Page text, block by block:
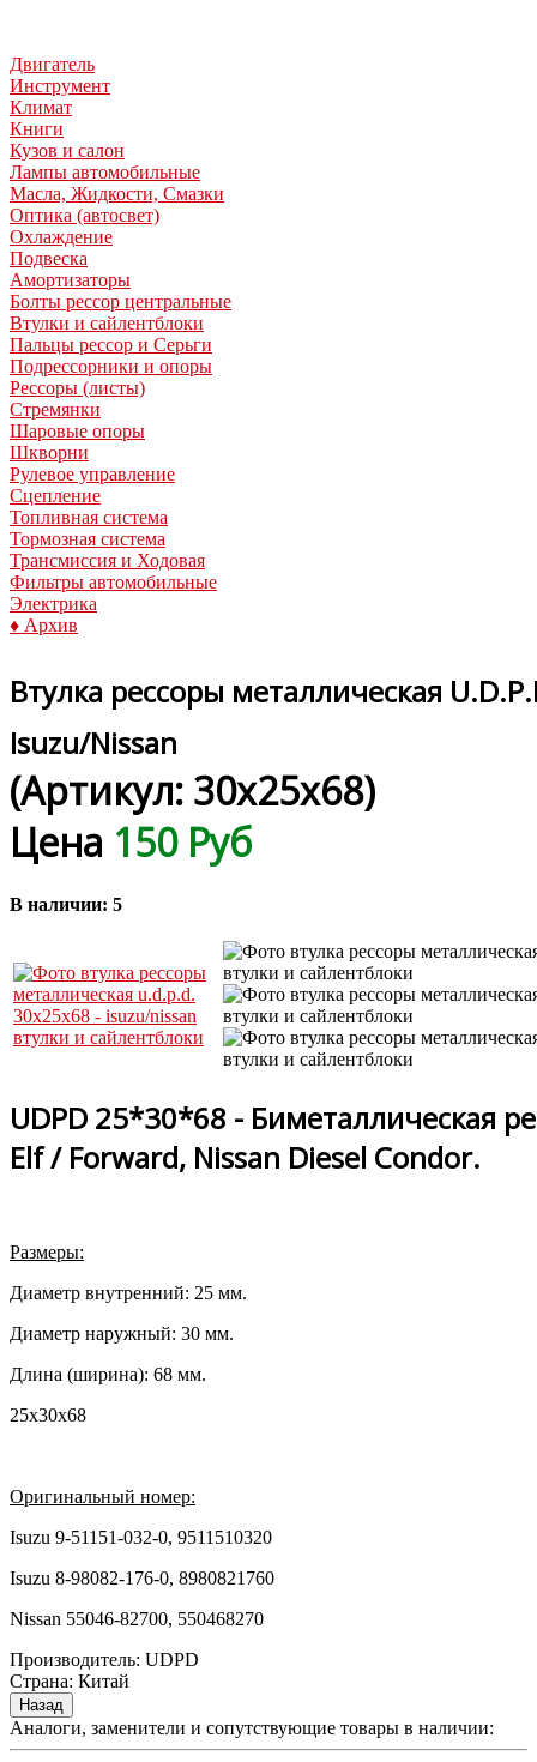
Двигатель
Инструмент
Климат
Книги
Кузов и салон
Лампы автомобильные
Масла, Жидкости, Смазки
Оптика (автосвет)
Охлаждение
Подвеска
Амортизаторы
Болты рессор центральные
Втулки и сайлентблоки
Пальцы рессор и Серьги
Подрессорники и опоры
Рессоры (листы)
Стремянки
Шаровые опоры
Шкворни
Рулевое управление
Сцепление
Топливная система
Тормозная система
Трансмиссия и Ходовая
Фильтры автомобильные
Электрика
♦ Архив
Втулка рессоры металлическая
Isuzu/Nissan
(Артикул: 30x25x68)
Цена 150 Руб
В наличии: 5
UDPD 25*30*68 - Биметаллическая
Elf / Forward, Nissan Diesel Condor.
Размеры:
Диаметр внутренний: 25 мм.
Диаметр наружный: 30 мм.
Длина (ширина): 68 мм.
25x30x68
Оригинальный номер:
Isuzu 9-51151-032-0, 9511510320
Isuzu 8-98082-176-0, 8980821760
Nissan 55046-82700, 550468270
Производитель: UDPD
Страна: Китай
Аналоги, заменители и сопутствующие товары в наличии: